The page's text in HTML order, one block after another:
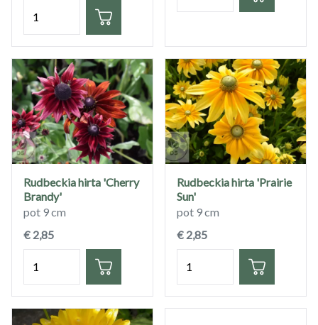
Rudbeckia hirta 'Cherry
Brandy'
pot 9 cm
€ 2,85
Rudbeckia hirta 'Prairie
Sun'
pot 9 cm
€ 2,85